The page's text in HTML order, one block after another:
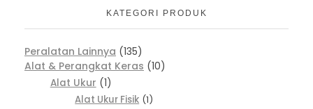
KATEGORI PRODUK
Peralatan Lainnya 135
Alat & Perangkat Keras 10
Alat Ukur
1
Alat Ukur Fisik 1